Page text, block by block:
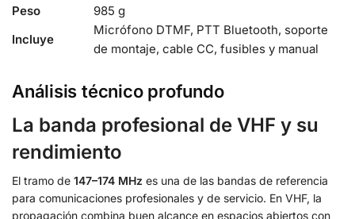
Peso
985 g
Incluye
Micrófono DTMF, PTT Bluetooth, soporte
de montaje, cable CC, fusibles y manual
Análisis técnico profundo
La banda profesional de VHF y su
rendimiento
El tramo de 147–174 MHz es una de las bandas de referencia
para comunicaciones profesionales y de servicio. En VHF, la
propagación combina buen alcance en espacios abiertos con